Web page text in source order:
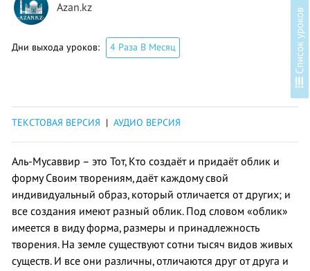
Azan.kz
Дни выхода уроков: 4 Раза В Месяц в
ТЕКСТОВАЯ ВЕРСИЯ | АУДИО ВЕРСИЯ
Аль-Мусаввир – это Тот, Кто создаёт и придаёт облик и
форму Своим творениям, даёт каждому свой
индивидуальный образ, который отличается от других; и
все создания имеют разный облик. Под словом «облик»
имеется в виду форма, размеры и принадлежность
творения. На земле существуют сотни тысяч видов живых
существ. И все они различны, отличаются друг от друга и